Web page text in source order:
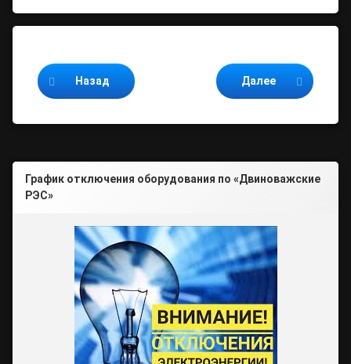
Назад Далее
График отключения оборудования по «Двиноважские
РЭС»